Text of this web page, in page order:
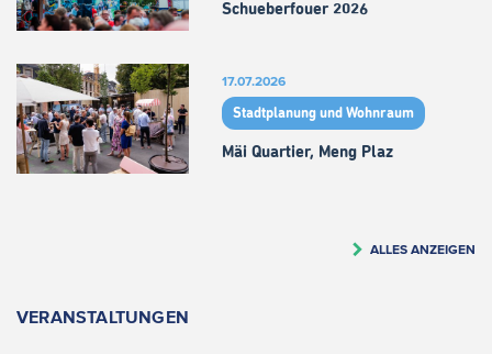
Schueberfouer 2026
17.07.2026
Stadtplanung und Wohnraum
Mäi Quartier, Meng Plaz
ALLES ANZEIGEN
VERANSTALTUNGEN